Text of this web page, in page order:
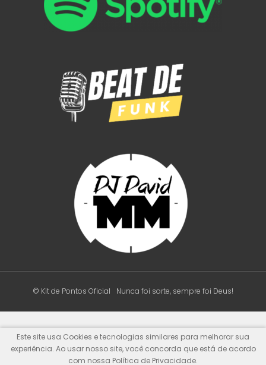
© Kit de Pontos Oficial Nunca foi sorte, sempre foi Deus!
Este site usa Cookies e tecnologias similares para melhorar sua
experiência. Ao usar nosso site, você concorda que está de acordo
com nossa Política de Privacidade.